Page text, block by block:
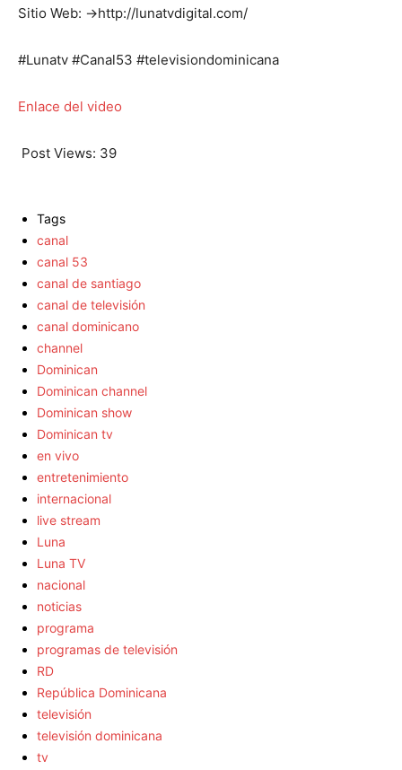
Sitio Web: →http://lunatvdigital.com/
#Lunatv #Canal53 #televisiondominicana
Enlace del video
Post Views: 39
Tags
canal
canal 53
canal de santiago
canal de televisión
canal dominicano
channel
Dominican
Dominican channel
Dominican show
Dominican tv
en vivo
entretenimiento
internacional
live stream
Luna
Luna TV
nacional
noticias
programa
programas de televisión
RD
República Dominicana
televisión
televisión dominicana
tv